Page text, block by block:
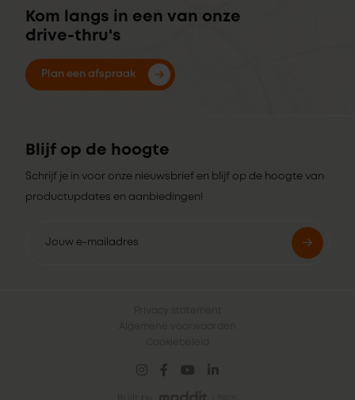
Kom langs in een van onze
drive-thru's
Plan een afspraak
Blijf op de hoogte
Schrijf je in voor onze nieuwsbrief en blijf op de hoogte van
productupdates en aanbiedingen!